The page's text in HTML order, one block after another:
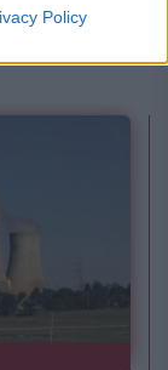
Policy
Probele